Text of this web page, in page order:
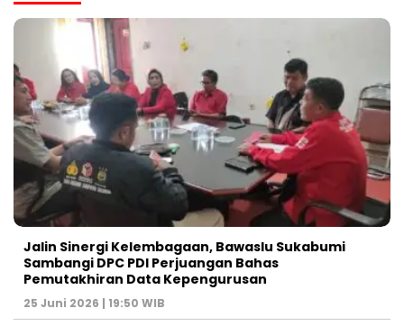
Jalin Sinergi Kelembagaan, Bawaslu Sukabumi
Sambangi DPC PDI Perjuangan Bahas
Pemutakhiran Data Kepengurusan
25 Juni 2026 | 19:50 WIB